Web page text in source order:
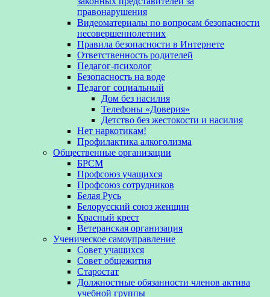
правонарушения
Видеоматериалы по вопросам безопасности
несовершеннолетних
Правила безопасности в Интернете
Ответственность родителей
Педагог-психолог
Безопасность на воде
Педагог социальный
Дом без насилия
Телефоны «Доверия»
Детство без жестокости и насилия
Нет наркотикам!
Профилактика алкоголизма
Общественные организации
БРСМ
Профсоюз учащихся
Профсоюз сотрудников
Белая Русь
Белорусский союз женщин
Красный крест
Ветеранская организация
Ученическое самоуправление
Совет учащихся
Совет общежития
Старостат
Должностные обязанности членов актива
учебной группы